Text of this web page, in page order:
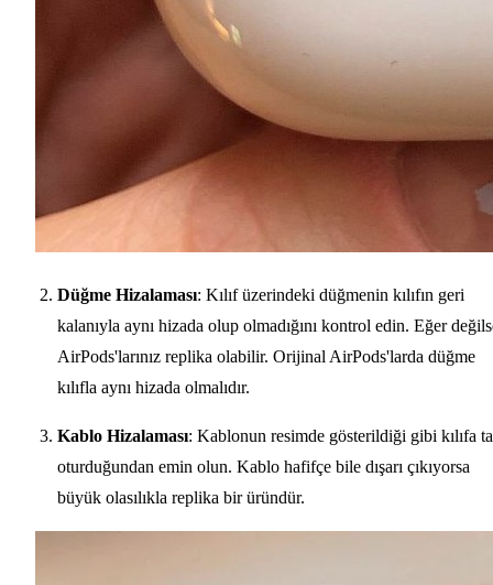
Düğme Hizalaması: Kılıf üzerindeki düğmenin kılıfın geri
kalanıyla aynı hizada olup olmadığını kontrol edin. Eğer
AirPods'larınız replika olabilir. Orijinal AirPods'larda düğme
kılıfla aynı hizada olmalıdır.
Kablo Hizalaması: Kablonun resimde gösterildiği gibi kılıfa
oturduğundan emin olun. Kablo hafifçe bile dışarı çıkıyorsa
büyük olasılıkla replika bir üründür.